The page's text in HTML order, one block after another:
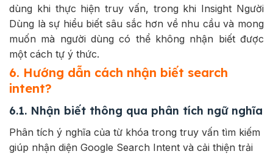
dùng khi thực hiện truy vấn, trong khi Insight Người
Dùng là sự hiểu biết sâu sắc hơn về nhu cầu và mong
muốn mà người dùng có thể không nhận biết được
một cách tự ý thức.
6. Hướng dẫn cách nhận biết search
intent?
6.1. Nhận biết thông qua phân tích ngữ nghĩa
Phân tích ý nghĩa của từ khóa trong truy vấn tìm kiếm
giúp nhận diện Google Search Intent và cải thiện trải